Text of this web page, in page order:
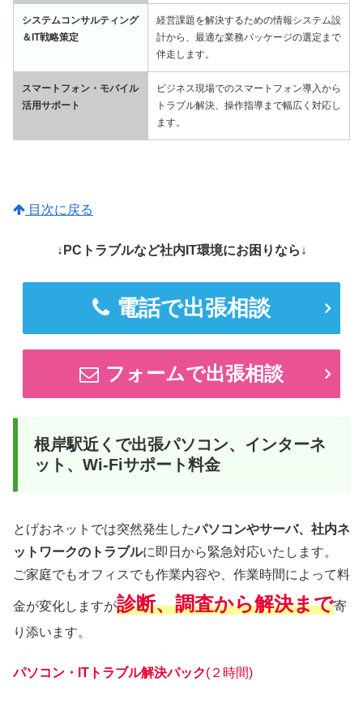
システムコンサルティング
＆IT戦略策定
経営課題を解決するための情報システム設
計から、最適な業務パッケージの選定まで
伴走します。
スマートフォン・モバイル
活用サポート
ビジネス現場でのスマートフォン導入から
トラブル解決、操作指導まで幅広く対応し
ます。
目次に戻る
↓PCトラブルなど社内IT環境にお困りなら↓
電話で出張相談
フォームで出張相談
根岸駅近くで出張パソコン、インターネ
ット、Wi-Fiサポート料金
とげおネットでは突然発生したパソコンやサーバ、社内ネ
ットワークのトラブルに即日から緊急対応いたします。
ご家庭でもオフィスでも作業内容や、作業時間によって料
金が変化しますが診断、調査から解決まで寄
り添います。
パソコン・ITトラブル解決パック(２時間)